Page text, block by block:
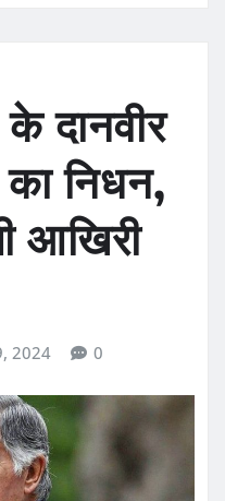
दानवीर
का निधन,
आखिरी
2024 0